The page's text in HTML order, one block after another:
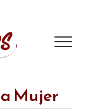
Mujer